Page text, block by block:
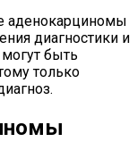
аденокарциномы
диагностики и
быть
только